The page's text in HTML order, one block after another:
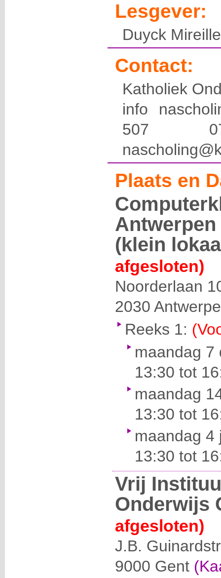
Lesgever:
Duyck Mireille
Contact:
Katholiek
info
507
Plaats en
(klein
afgesloten)
Noorderlaan
2030
Reeks 1:
maandag 7
13:30 tot
maandag
13:30 tot
maandag 4
13:30 tot
Vrij
Onderwijs
afgesloten)
J.B.
9000 Gent